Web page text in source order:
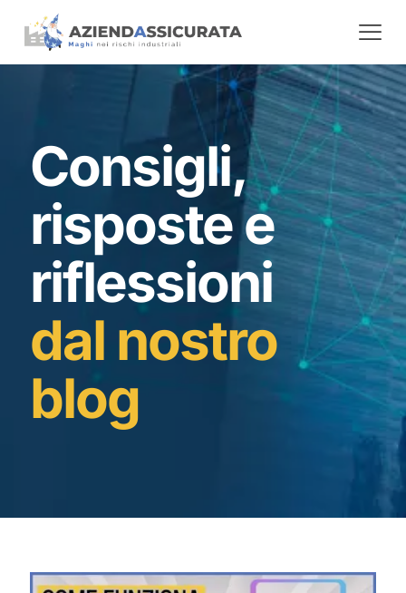
Consigli,
risposte e
riflessioni
dal nostro
blog